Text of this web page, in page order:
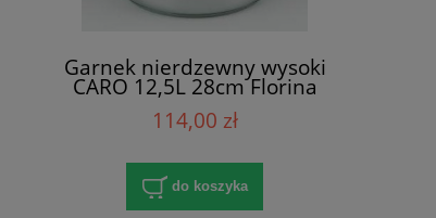
Garnek nierdzewny wysoki
CARO 12,5L 28cm Florina
114,00 zł
do koszyka